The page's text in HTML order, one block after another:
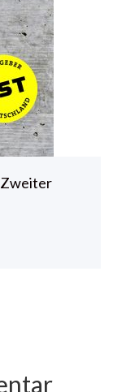
Zweiter